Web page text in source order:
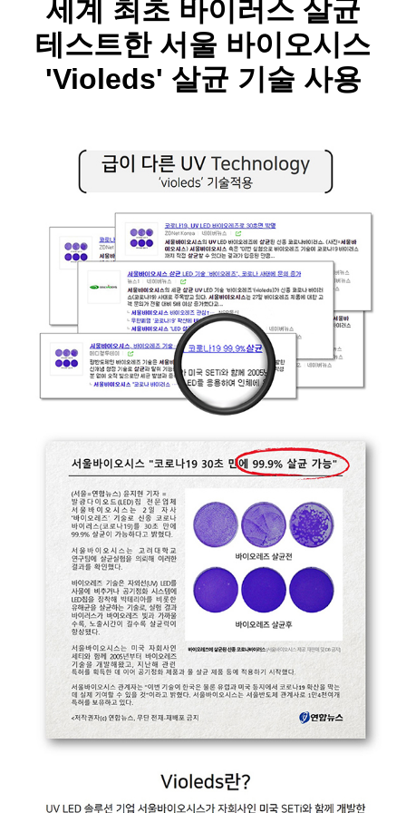
세계 최초 바이러스 살균
테스트한 서울 바이오시스
'Violeds' 살균 기술 사용​